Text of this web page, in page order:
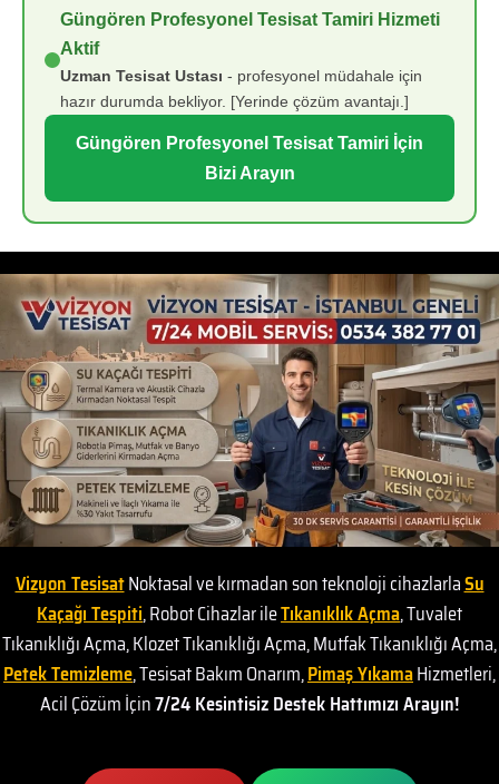
Güngören Profesyonel Tesisat Tamiri Hizmeti
Aktif
Uzman Tesisat Ustası - profesyonel müdahale için
hazır durumda bekliyor. [Yerinde çözüm avantajı.]
Güngören Profesyonel Tesisat Tamiri İçin
Bizi Arayın
Vizyon TesisatNoktasal ve kırmadan son teknoloji cihazlarlaSu
Kaçağı Tespiti, Robot Cihazlar ileTıkanıklık Açma, Tuvalet
Tıkanıklığı Açma, Klozet Tıkanıklığı Açma, Mutfak Tıkanıklığı Açma,
Petek Temizleme, Tesisat Bakım Onarım,Pimaş YıkamaHizmetleri,
Acil Çözüm İçin7/24 Kesintisiz Destek Hattımızı Arayın!